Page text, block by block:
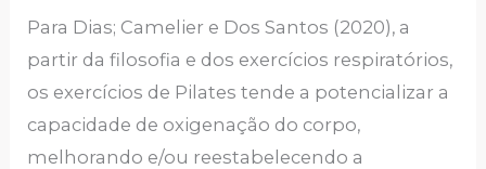
Para Dias; Camelier e Dos Santos (2020), a
partir da filosofia e dos exercícios respiratórios,
os exercícios de Pilates tende a potencializar a
capacidade de oxigenação do corpo,
melhorando e/ou reestabelecendo a